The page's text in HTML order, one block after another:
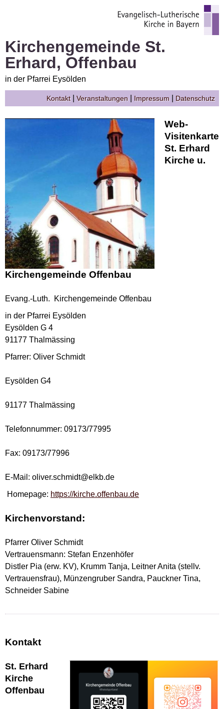
Kirchengemeinde St.
Erhard, Offenbau
in der Pfarrei Eysölden
Kontakt| Veranstaltungen Impressum Datenschutz
Web-
Visitenkarte
St. Erhard
Kirche u.
Kirchengemeinde Offenbau
Evang.-Luth. Kirchengemeinde Offenbau
in der Pfarrei Eysölden
Eysölden G 4
91177 Thalmässing
Pfarrer: Oliver Schmidt
Eysölden G4
91177 Thalmässing
Telefonnummer: 09173/77995
Fax: 09173/77996
E-Mail: oliver.schmidt@elkb.de
Homepage: https://kirche.offenbau.de
Kirchenvorstand:
Pfarrer Oliver Schmidt
Vertrauensmann: Stefan Enzenhöfer
Distler Pia (erw. KV), Krumm Tanja, Leitner Anita (stellv.
Vertrauensfrau), Münzengruber Sandra, Pauckner Tina,
Schneider Sabine
Kontakt
St. Erhard
Kirche
Offenbau